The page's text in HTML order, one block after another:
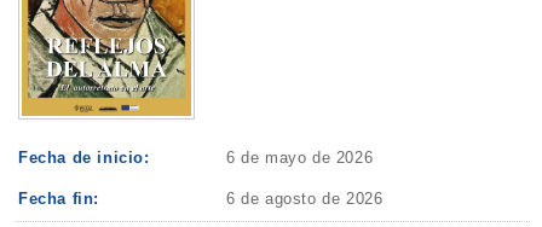
Fecha de inicio: 6 de mayo de 2026
Fecha fin: 6 de agosto de 2026